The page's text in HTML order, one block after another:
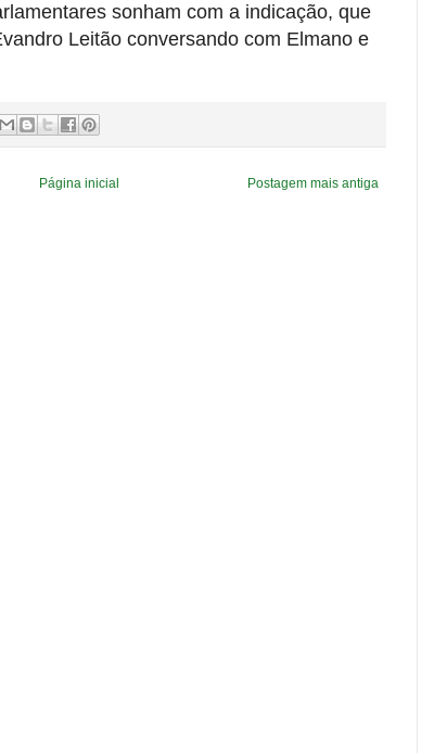
sonham com a indicação, que
Leitão conversando com Elmano e
Postagem mais antiga
Página inicial